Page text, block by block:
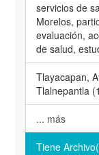
servicios de
Morelos,
evaluación,
de salud,
Tlayacapan,
Tlalnepantla
... más
Tiene